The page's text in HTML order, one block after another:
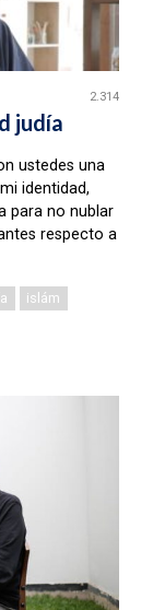
2.314
judía
ustedes una
identidad,
para no nublar
respecto a
islám